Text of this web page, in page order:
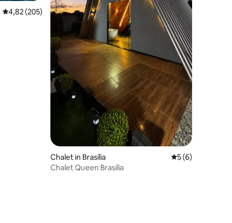
Gemiddelde beoordeling van 4,82 op 5, 205 recensies
4,82 (205)
Chalet in Brasília Gemiddelde
5 (6)
Chalet Queen Brasilia